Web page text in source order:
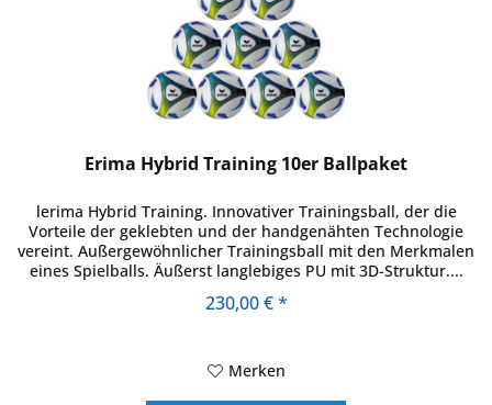
Erima Hybrid Training 10er Ballpaket
lerima Hybrid Training. Innovativer Trainingsball, der die
Vorteile der geklebten und der handgenähten Technologie
vereint. Außergewöhnlicher Trainingsball mit den Merkmalen
eines Spielballs. Äußerst langlebiges PU mit 3D-Struktur....
230,00 € *
Merken